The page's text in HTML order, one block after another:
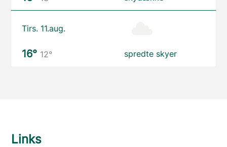
Tirs. 11.aug.
16° 12° spredte skyer
Links